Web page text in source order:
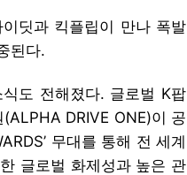
딧과 킥플립이 만나 폭발
된다.
도 전해졌다. 글로벌 K팝
DRIVE ONE)이 공
무대를 통해 전 세계
글로벌 화제성과 높은 관